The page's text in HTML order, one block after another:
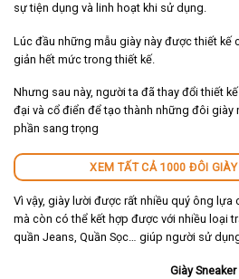
sự tiện dụng và linh hoạt khi sử dụng.
Lúc đầu những mẫu giày này được thiết kế
giản hết mức trong thiết kế.
Nhưng sau này, người ta đã thay đổi thiết
đại và cổ điển để tạo thành những đôi giày
phần sang trọng
XEM TẤT CẢ 1000 ĐÔI
Vì vậy, giày lười được rất nhiều quý ông
mà còn có thể kết hợp được với nhiều loại
quần Jeans, Quần Sọc… giúp người sử
Giày Sneaker